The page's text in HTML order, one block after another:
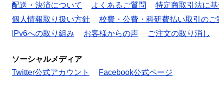
配送・決済について
よくあるご質問
特定商取引法に
個人情報取り扱い方針
校費・公費・科研費払い取引のご
IPv6への取り組み
お客様からの声 ご注文の取り消し
ソーシャルメディア
Twitter公式アカウント
Facebook公式ページ